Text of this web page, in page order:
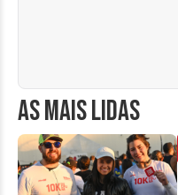
AS MAIS LIDAS